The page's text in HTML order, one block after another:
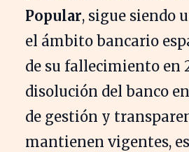
Popular, sigue siendo
el ámbito bancario
de su fallecimiento en
disolución del banco
de gestión y
mantienen vigentes,